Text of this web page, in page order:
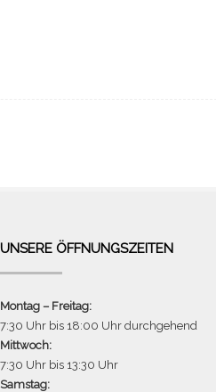
UNSERE ÖFFNUNGSZEITEN
Montag – Freitag:
7:30 Uhr bis 18:00 Uhr durchgehend
Mittwoch:
7:30 Uhr bis 13:30 Uhr
Samstag: